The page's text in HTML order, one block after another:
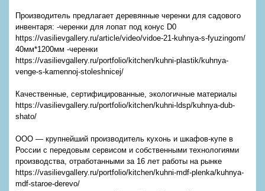
Производитель предлагает деревянные черенки для садового
инвентаря: -черенки для лопат под конус D0
https://vasilievgallery.ru/article/video/vidoe-21-kuhnya-s-fyuzingom/
40мм*1200мм -черенки
https://vasilievgallery.ru/portfolio/kitchen/kuhni-plastik/kuhnya-
venge-s-kamennoj-stoleshnicej/
Качественные, сертифицированные, экологичные материалы
https://vasilievgallery.ru/portfolio/kitchen/kuhni-ldsp/kuhnya-dub-
shato/
ООО — крупнейший производитель кухонь и шкафов-купе в
России с передовым сервисом и собственными технологиями
производства, отработанными за 16 лет работы на рынке
https://vasilievgallery.ru/portfolio/kitchen/kuhni-mdf-plenka/kuhnya-
mdf-staroe-derevo/